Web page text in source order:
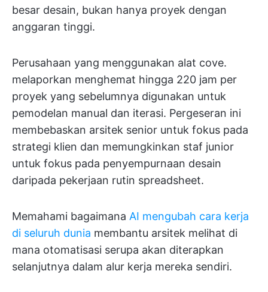
besar desain, bukan hanya proyek dengan
anggaran tinggi.
Perusahaan yang menggunakan alat cove.
melaporkan menghemat hingga 220 jam per
proyek yang sebelumnya digunakan untuk
pemodelan manual dan iterasi. Pergeseran ini
membebaskan arsitek senior untuk fokus pada
strategi klien dan memungkinkan staf junior
untuk fokus pada penyempurnaan desain
daripada pekerjaan rutin spreadsheet.
Memahami bagaimana AI mengubah cara kerja
di seluruh dunia membantu arsitek melihat di
mana otomatisasi serupa akan diterapkan
selanjutnya dalam alur kerja mereka sendiri.